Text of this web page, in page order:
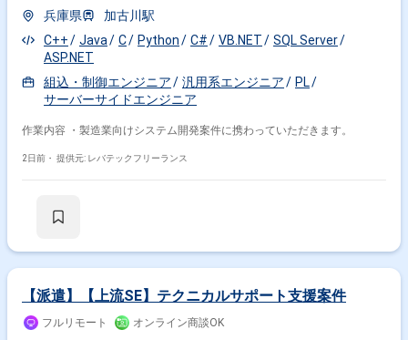
兵庫県
加古川駅
C++
Java C Python C# VB.NET
SQL Server
ASP.NET
組込・制御エンジニア
汎用系エンジニア
PL
サーバーサイドエンジニア
作業内容 ・製造業向けシステム開発案件に携わっていただきます。
2日前・ 提供元: レバテックフリーランス
【派遣】【上流SE】テクニカルサポート支援案件
フルリモート オンライン商談OK